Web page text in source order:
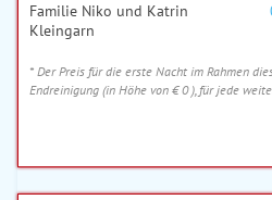
Familie Niko und Katrin
Kleingarn
* Der Preis für die erste Nacht im Rahmen
Endreinigung (in Höhe von € 0 ), für jede